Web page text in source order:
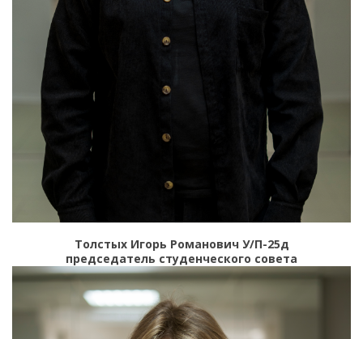
Толстых Игорь Романович У/П-25д
председатель студенческого совета